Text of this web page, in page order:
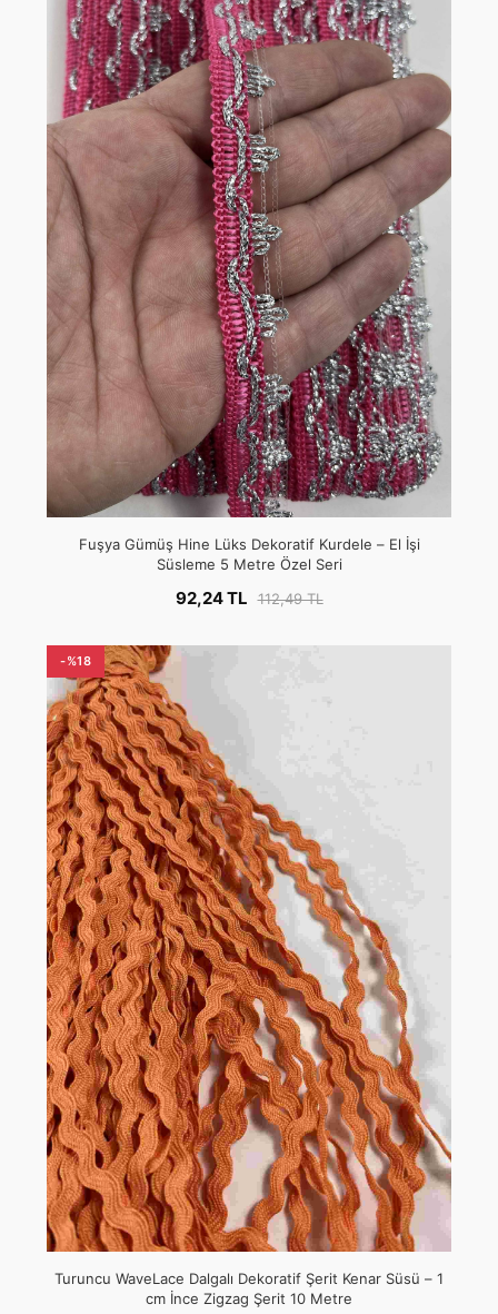
Fuşya Gümüş Hine Lüks Dekoratif Kurdele – El İşi
Süsleme 5 Metre Özel Seri
92,24 TL 112,49 TL
-%18
Turuncu WaveLace Dalgalı Dekoratif Şerit Kenar Süsü – 1
cm İnce Zigzag Şerit 10 Metre